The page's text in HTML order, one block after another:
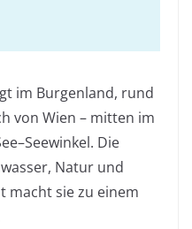
im Burgenland, rund
von Wien – mitten im
Die
Natur und
macht sie zu einem